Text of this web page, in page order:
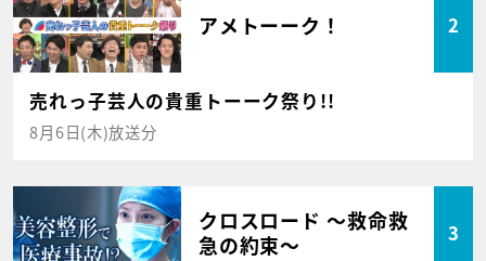
アメトーーク！ 2
売れっ子芸人の貴重トーーク祭り!!
8月6日(木)放送分
クロスロード ～救命救
急の約束～
3